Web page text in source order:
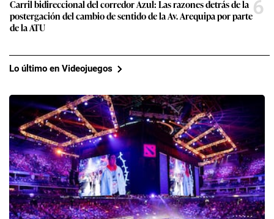
Carril bidireccional del corredor Azul: Las razones detrás de la
postergación del cambio de sentido de la Av. Arequipa por parte
de la ATU
6
Lo último en Videojuegos